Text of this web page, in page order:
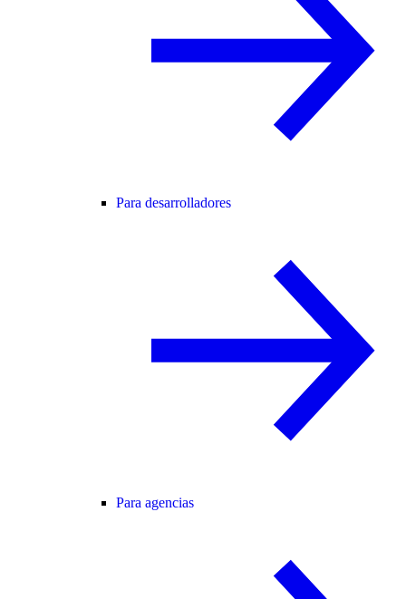
Para desarrolladores
Para agencias